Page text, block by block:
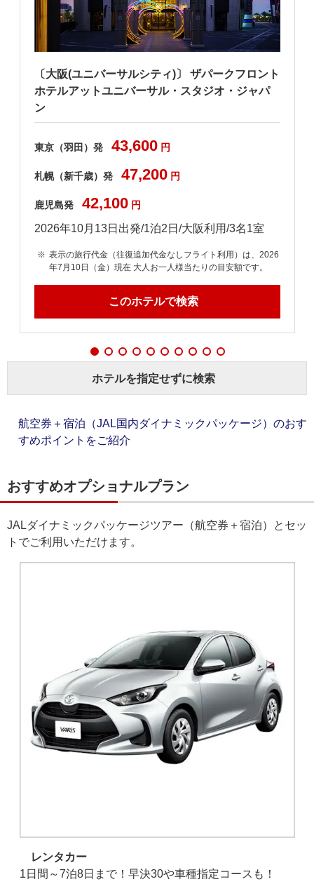
〔大阪(ユニバーサルシティ)〕 ザパークフロント
ホテルアットユニバーサル・スタジオ・ジャパ
ン
東京（羽田）発 43,600 円
札幌（新千歳）発 47,200 円
鹿児島発 42,100 円
2026年10月13日出発/1泊2日/大阪利用/3名1室
表示の旅行代金（往復追加代金なしフライト利用）は、2026
年7月10日（金）現在 大人お一人様当たりの目安額です。
このホテルで検索
ホテルを指定せずに検索
航空券＋宿泊（JAL国内ダイナミックパッケージ）のおす
すめポイントをご紹介
おすすめオプショナルプラン
JALダイナミックパッケージツアー（航空券＋宿泊）とセッ
トでご利用いただけます。
レンタカー
1日間～7泊8日まで！早決30や車種指定コースも！